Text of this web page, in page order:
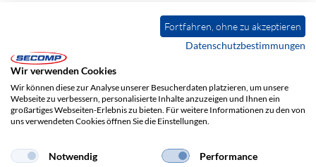
ADRESSE
SECOMP Electronic Components GmbH
Einsteinstraße 17-23
Fortfahren, ohne zu akzeptieren
Datenschutzbestimmungen
Wir verwenden Cookies
Wir können diese zur Analyse unserer Besucherdaten platzieren, um unsere
Webseite zu verbessern, personalisierte Inhalte anzuzeigen und Ihnen ein
großartiges Webseiten-Erlebnis zu bieten. Für weitere Informationen zu den von
uns verwendeten Cookies öffnen Sie die Einstellungen.
Notwendig Performance